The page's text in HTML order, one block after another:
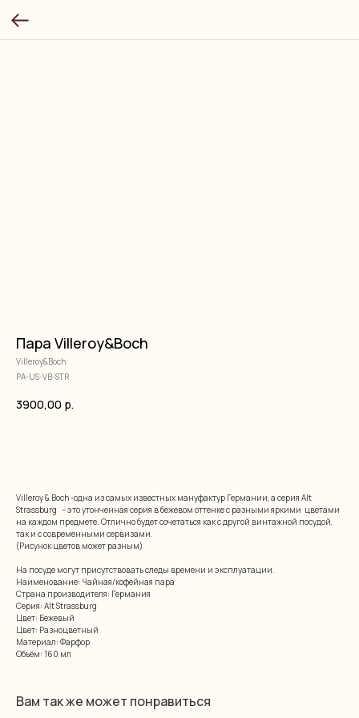
Пара Villeroy&Boch
Villeroy&Boch
PA-US-VB-STR
3900,00 р.
Villeroy & Boch -одна из самых известных мануфактур Германии, а серия Alt
Strassburg – это утонченная серия в бежевом оттенке с разными яркими цветами
на каждом предмете. Отлично будет сочетаться как с другой винтажной посудой,
так и с современными сервизами.
(Рисунок цветов может разным)
На посуде могут присутствовать следы времени и эксплуатации.
Наименование: Чайная/кофейная пара
Страна производителя: Германия
Серия: Alt Strassburg
Цвет: Бежевый
Цвет: Разноцветный
Материал: Фарфор
Объём: 160 мл
Вам так же может понравиться